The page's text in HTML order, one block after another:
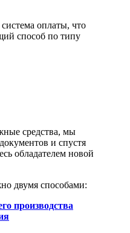
оплаты, что
способ по типу
средства, мы
и спустя
обладателем новой
двумя способами:
производства